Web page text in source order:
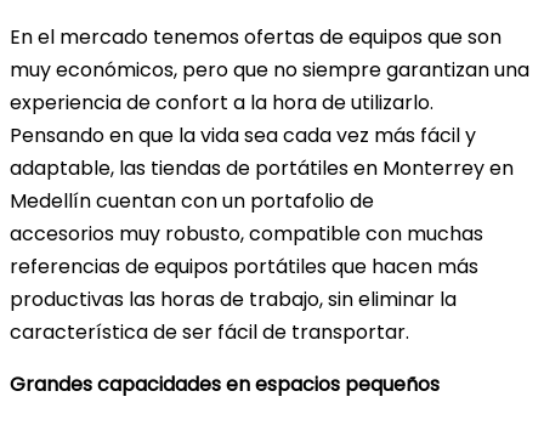
En el mercado tenemos ofertas de equipos que son
muy económicos, pero que no siempre garantizan una
experiencia de confort a la hora de utilizarlo.
Pensando en que la vida sea cada vez más fácil y
adaptable, las tiendas de portátiles en Monterrey en
Medellín cuentan con un portafolio de
accesorios muy robusto, compatible con muchas
referencias de equipos portátiles que hacen más
productivas las horas de trabajo, sin eliminar la
característica de ser fácil de transportar.
Grandes capacidades en espacios pequeños